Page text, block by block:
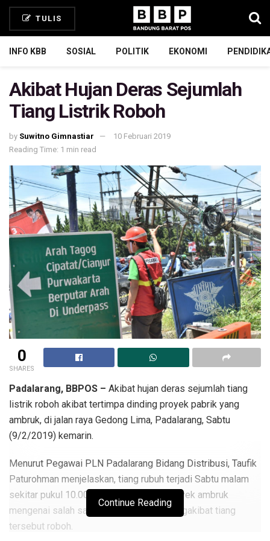
TULIS
INFO KBB SOSIAL POLITIK EKONOMI
Akibat Hujan Deras Sejumlah
Tiang Listrik Roboh
by Suwitno Gimnastiar
10 Februari 2019
Reading Time: 1 min read
0
SHARES
Padalarang, BBPOS – Akibat hujan deras sejumlah tiang
listrik roboh akibat tertimpa dinding proyek pabrik yang
ambruk, di jalan raya Gedong Lima, Padalarang, Sabtu
(9/2/2019) kemarin.
Menurut Pegawai PLN Padalarang Bidang Distribusi, Taufik
Paturohman menjelaskan, tiang rubuh terjadi Sabtu malam
sekitar pukul 10.00. Awalnya, tembok proyek ambruk
mengenai salah satu tiang listrik dan mengakibat tiang
tersebut roboh.
Continue Reading